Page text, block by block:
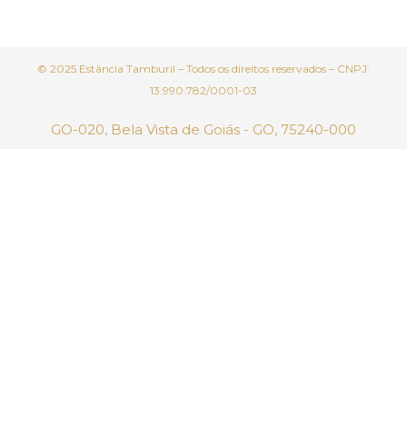
© 2025 Estância Tamburil – Todos os direitos reservados – CNPJ:
13.990.782/0001-03
GO-020, Bela Vista de Goiás - GO, 75240-000